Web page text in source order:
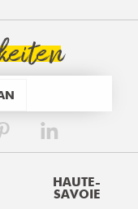
HAUTE-
SAVOIE